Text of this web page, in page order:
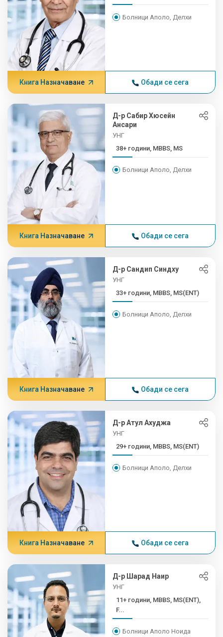
Болници Аполо, Делхи
Книга Назначаване Обади се сега
Д-р Сабир Хюсейн
Ансари
УНГ
38+ години, MBBS, MS
Болници Аполо, Делхи
Книга Назначаване Обади се сега
Д-р Сандип Синдху
УНГ
33+ години, MBBS, MS(ENT)
Болници Аполо, Делхи
Книга Назначаване Обади се сега
Д-р Атул Ахуджа
УНГ
29+ години, MBBS, MS(ENT)
Болници Аполо, Делхи
Книга Назначаване Обади се сега
Д-р Шарад Наир
УНГ
11+ години, MBBS, MS(ENT),
F...
Болници Аполо Ноида